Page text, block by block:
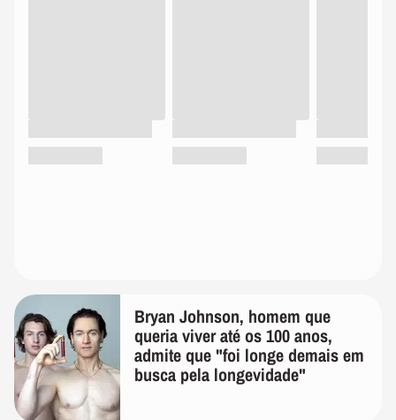
Bryan Johnson, homem que
queria viver até os 100 anos,
admite que "foi longe demais em
busca pela longevidade"